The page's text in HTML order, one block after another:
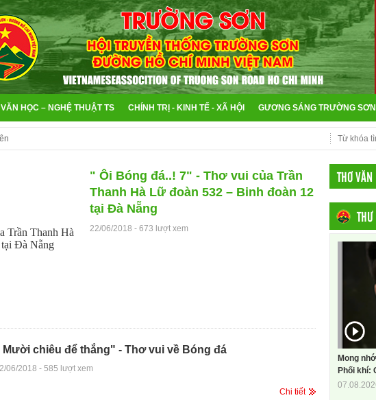
VĂN HỌC – NGHỆ THUẬT TS CHÍNH TRỊ - KINH TẾ - XÃ HỘI GƯƠNG SÁNG TRƯỜNG SƠN
" Ôi Bóng đá..! 7" - Thơ vui của Trần
Thanh Hà Lữ đoàn 532 – Binh đoàn 12
tại Đà Nẵng
22/06/2018 - 673 lượt xem
Mười chiêu để thắng" - Thơ vui về Bóng đá
06/2018 - 585 lượt xem
Chi tiết
THƠ
Mong
Phối khí: